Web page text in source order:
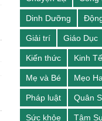
Dinh Dưỡng
Giải trí Giáo Dục
Kiến thức Kinh Tế
Mẹ và Bé Mẹo
Pháp luật Quân
Sức khỏe Tâm